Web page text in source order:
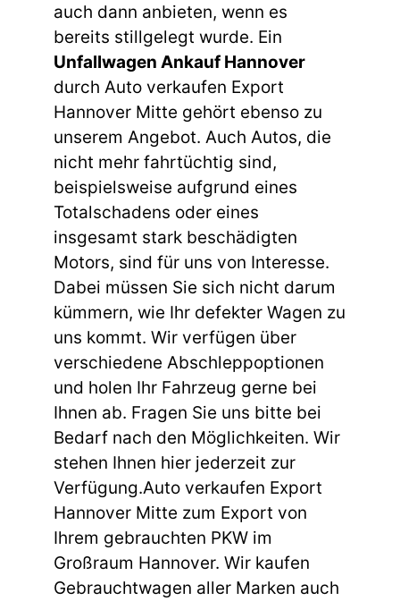
auch dann anbieten, wenn es
bereits stillgelegt wurde. Ein
Unfallwagen Ankauf Hannover
durch Auto verkaufen Export
Hannover Mitte gehört ebenso zu
unserem Angebot. Auch Autos, die
nicht mehr fahrtüchtig sind,
beispielsweise aufgrund eines
Totalschadens oder eines
insgesamt stark beschädigten
Motors, sind für uns von Interesse.
Dabei müssen Sie sich nicht darum
kümmern, wie Ihr defekter Wagen zu
uns kommt. Wir verfügen über
verschiedene Abschleppoptionen
und holen Ihr Fahrzeug gerne bei
Ihnen ab. Fragen Sie uns bitte bei
Bedarf nach den Möglichkeiten. Wir
stehen Ihnen hier jederzeit zur
Verfügung.Auto verkaufen Export
Hannover Mitte zum Export von
Ihrem gebrauchten PKW im
Großraum Hannover. Wir kaufen
Gebrauchtwagen aller Marken auch